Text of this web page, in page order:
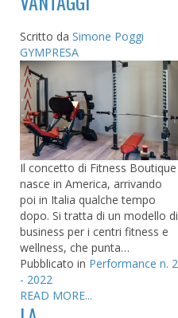
Scritto da Simone Poggi
GYMPRESA
Il concetto di Fitness Boutique
nasce in America, arrivando
poi in Italia qualche tempo
dopo. Si tratta di un modello di
business per i centri fitness e
wellness, che punta…
Pubblicato in Performance n. 2
- 2022
READ MORE...